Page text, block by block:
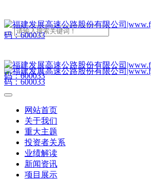
网站首页
关于我们
重大主题
投资者关系
业绩解读
新闻资讯
项目展示